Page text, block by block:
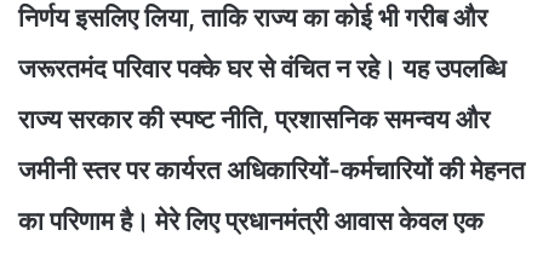
निर्णय इसलिए लिया, ताकि राज्य का कोई भी गरीब और
जरूरतमंद परिवार पक्के घर से वंचित न रहे। यह उपलब्धि
राज्य सरकार की स्पष्ट नीति, प्रशासनिक समन्वय और
जमीनी स्तर पर कार्यरत अधिकारियों-कर्मचारियों की मेहनत
का परिणाम है। मेरे लिए प्रधानमंत्री आवास केवल एक